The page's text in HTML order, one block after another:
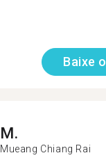
Baixe
M.
Mueang Chiang Rai